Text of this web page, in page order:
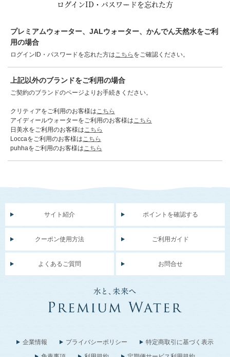
ログインID・パスワードを忘れた方
プレミアムウォーター、JALウォーター、かんでん天然水をご利
用の場合
ログインID・パスワードを忘れた方はこちら をご確認ください。
上記以外のブランドをご利用の場合
ご契約のブランドのページよりお手続きください。
クリティアをご利用のお客様はこちら
アイディールウォーターをご利用のお客様はこちら
日美水をご利用のお客様はこちら
Loccaをご利用のお客様はこちら
puhhaをご利用のお客様はこちら
サイト紹介 ポイントを確認する
クーポン使用方法 ご利用ガイド
よくあるご質問 お問合せ
企業情報 プライバシーポリシー
特定商取引に基づく表示